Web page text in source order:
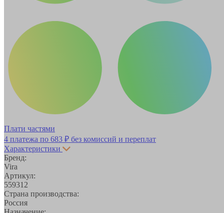
Плати частями
4 платежа по 683 ₽ без комиссий и переплат
Характеристики
Бренд:
Vira
Артикул:
559312
Страна производства:
Россия